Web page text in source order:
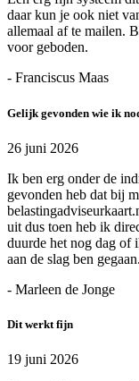
daar kun je ook niet
allemaal af te mailen.
voor geboden.
- Franciscus Maas
Gelijk gevonden wie ik
26 juni 2026
Ik ben erg onder de
gevonden heb dat bij
uit dus toen heb ik
duurde het nog dag of
aan de slag ben gegaan.
- Marleen de Jonge
Dit werkt fijn
19 juni 2026